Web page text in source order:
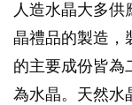
人造水晶大多供
晶禮品的製造，
的主要成份皆為
為水晶。天然水